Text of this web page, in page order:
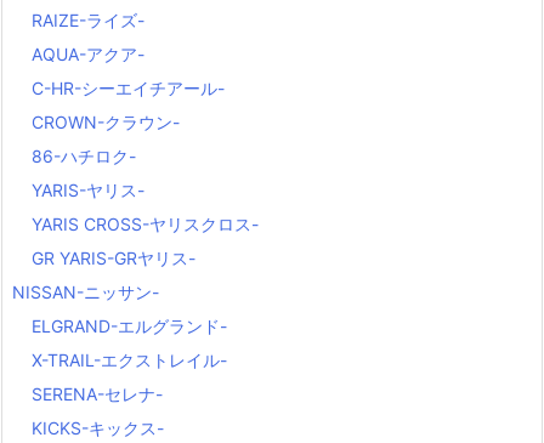
RAIZE-ライズ-
AQUA-アクア-
C-HR-シーエイチアール-
CROWN-クラウン-
86-ハチロク-
YARIS-ヤリス-
YARIS CROSS-ヤリスクロス-
GR YARIS-GRヤリス-
NISSAN-ニッサン-
ELGRAND-エルグランド-
X-TRAIL-エクストレイル-
SERENA-セレナ-
KICKS-キックス-